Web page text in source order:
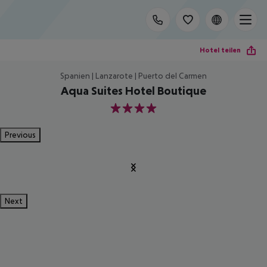
Hotel teilen
Spanien | Lanzarote | Puerto del Carmen
Aqua Suites Hotel Boutique
4
Previous
Next